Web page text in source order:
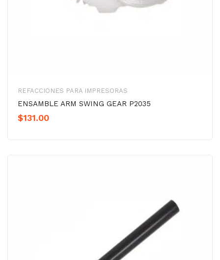
REFACCIONES PARA IMPRESORAS
ENSAMBLE ARM SWING GEAR P2035
$131.00